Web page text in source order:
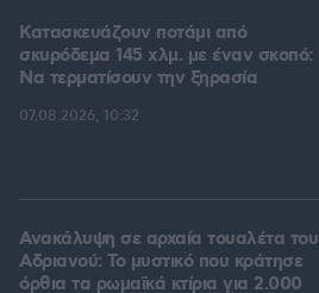
Κατασκευάζουν ποτάμι από
σκυρόδεμα 145 χλμ. με έναν σκοπό:
Να τερματίσουν την ξηρασία
07.08.2026, 10:32
Ανακάλυψη σε αρχαία τουαλέτα του
Αδριανού: Το μυστικό που κράτησε
όρθια τα ρωμαϊκά κτίρια για 2.000